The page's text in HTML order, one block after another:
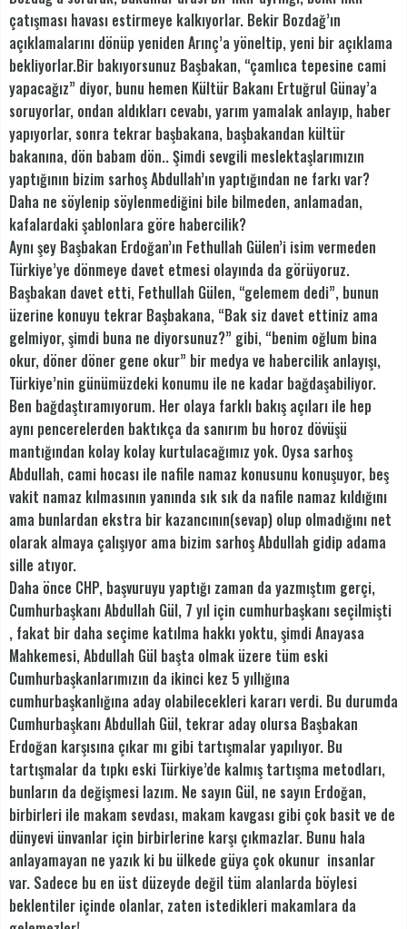
çatışması havası estirmeye kalkıyorlar. Bekir Bozdağ’ın
açıklamalarını dönüp yeniden Arınç’a yöneltip, yeni bir açıklama
bekliyorlar.Bir bakıyorsunuz Başbakan, “çamlıca tepesine cami
yapacağız” diyor, bunu hemen Kültür Bakanı Ertuğrul Günay’a
soruyorlar, ondan aldıkları cevabı, yarım yamalak anlayıp, haber
yapıyorlar, sonra tekrar başbakana, başbakandan kültür
bakanına, dön babam dön.. Şimdi sevgili meslektaşlarımızın
yaptığının bizim sarhoş Abdullah’ın yaptığından ne farkı var?
Daha ne söylenip söylenmediğini bile bilmeden, anlamadan,
kafalardaki şablonlara göre habercilik?
Aynı şey Başbakan Erdoğan’ın Fethullah Gülen’i isim vermeden
Türkiye’ye dönmeye davet etmesi olayında da görüyoruz.
Başbakan davet etti, Fethullah Gülen, “gelemem dedi”, bunun
üzerine konuyu tekrar Başbakana, “Bak siz davet ettiniz ama
gelmiyor, şimdi buna ne diyorsunuz?” gibi, “benim oğlum bina
okur, döner döner gene okur” bir medya ve habercilik anlayışı,
Türkiye’nin günümüzdeki konumu ile ne kadar bağdaşabiliyor.
Ben bağdaştıramıyorum. Her olaya farklı bakış açıları ile hep
aynı pencerelerden baktıkça da sanırım bu horoz dövüşü
mantığından kolay kolay kurtulacağımız yok. Oysa sarhoş
Abdullah, cami hocası ile nafile namaz konusunu konuşuyor, beş
vakit namaz kılmasının yanında sık sık da nafile namaz kıldığını
ama bunlardan ekstra bir kazancının(sevap) olup olmadığını net
olarak almaya çalışıyor ama bizim sarhoş Abdullah gidip adama
sille atıyor.
Daha önce CHP, başvuruyu yaptığı zaman da yazmıştım gerçi,
Cumhurbaşkanı Abdullah Gül, 7 yıl için cumhurbaşkanı seçilmişti
, fakat bir daha seçime katılma hakkı yoktu, şimdi Anayasa
Mahkemesi, Abdullah Gül başta olmak üzere tüm eski
Cumhurbaşkanlarımızın da ikinci kez 5 yıllığına
cumhurbaşkanlığına aday olabilecekleri kararı verdi. Bu durumda
Cumhurbaşkanı Abdullah Gül, tekrar aday olursa Başbakan
Erdoğan karşısına çıkar mı gibi tartışmalar yapılıyor. Bu
tartışmalar da tıpkı eski Türkiye’de kalmış tartışma metodları,
bunların da değişmesi lazım. Ne sayın Gül, ne sayın Erdoğan,
birbirleri ile makam sevdası, makam kavgası gibi çok basit ve de
dünyevi ünvanlar için birbirlerine karşı çıkmazlar. Bunu hala
anlayamayan ne yazık ki bu ülkede güya çok okunur insanlar
var. Sadece bu en üst düzeyde değil tüm alanlarda böylesi
beklentiler içinde olanlar, zaten istedikleri makamlara da